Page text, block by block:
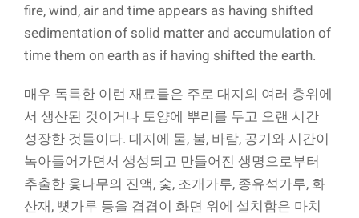
fire, wind, air and time appears as having shifted
sedimentation of solid matter and accumulation of
time them on earth as if having shifted the earth.
매우 독특한 이런 재료들은 주로 대지의 여러 층위에
서 생산된 것이거나 토양에 뿌리를 두고 오랜 시간
성장한 것들이다. 대지에 물, 불, 바람, 공기와 시간이
녹아들어가면서 생성되고 만들어진 생명으로부터
추출한 옻나무의 진액, 숯, 조개가루, 종유석가루, 화
산재, 뼛가루 등을 겹겹이 화면 위에 설치함은 마치